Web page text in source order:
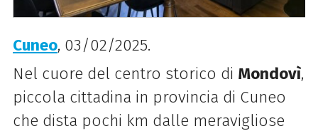
Cuneo, 03/02/2025.
Nel cuore del centro storico di Mondovì,
piccola cittadina in provincia di Cuneo
che dista pochi km dalle meravigliose